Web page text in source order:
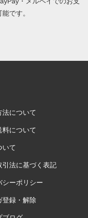
です。
法について
料について
いて
引法に基づく表記
シーポリシー
登録・解除